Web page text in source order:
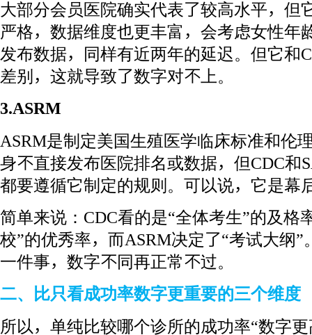
大部分会员医院确实代表了较高水平，但
严格，数据维度也更丰富，会考虑女性年
发布数据，同样有近两年的延迟。但它和
差别，这就导致了数字对不上。
3.ASRM
ASRM是制定美国生殖医学临床标准和伦
身不直接发布医院排名或数据，但CDC和
都要遵循它制定的规则。可以说，它是幕
简单来说：CDC看的是“全体考生”的及格
校”的优秀率，而ASRM决定了“考试大纲
一件事，数字不同再正常不过。
二、比只看成功率数字更重要的三个维度
所以，单纯比较哪个诊所的成功率“数字